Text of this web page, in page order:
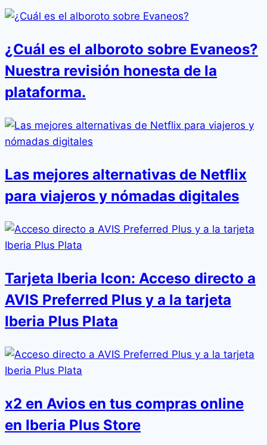
¿Cuál es el alboroto sobre Evaneos?
Nuestra revisión honesta de la
plataforma.
Las mejores alternativas de Netflix
para viajeros y nómadas digitales
Tarjeta Iberia Icon: Acceso directo a
AVIS Preferred Plus y a la tarjeta
Iberia Plus Plata
x2 en Avios en tus compras online
en Iberia Plus Store